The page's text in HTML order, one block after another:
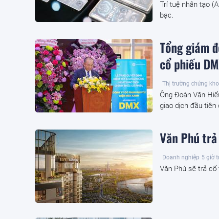
Trí tuệ nhân tạo
bạc.
Tổng giám
cổ phiếu
Thị trường chứng
Ông Đoàn Văn
giao dịch đầu tiên
Văn Phú
Doanh nghiệp 5 giờ
Văn Phú sẽ trả